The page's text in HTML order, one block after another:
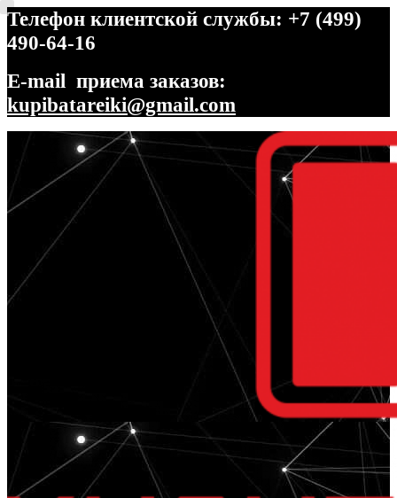
Телефон клиентской службы: +7 (499)
490-64-16
E-mail приема заказов:
kupibatareiki@gmail.com
Перейти
навигации
Перейти
содержимому